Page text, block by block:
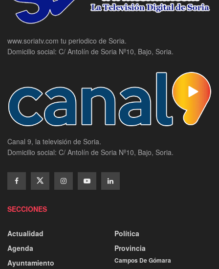
www.soriatv.com tu periodico de Soria.
Domicilio social: C/ Antolín de Soria Nº10, Bajo, Soria.
Canal 9, la televisión de Soria.
Domicilio social: C/ Antolín de Soria Nº10, Bajo, Soria.
SECCIONES
Actualidad
Agenda
Ayuntamiento
Política
Provincia
Campos De Gómara